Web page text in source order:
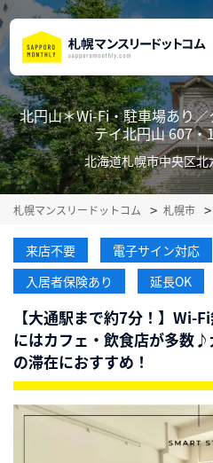
北円山＊Wi-Fi・駐車場あり
テイ北円山 607・
北海道札幌市中央区
札幌マンスリードットコム 札幌市
来店不要 電子サイン対応
入居者保険あり
延長OK
【大通駅まで約7分！】Wi-
にはカフェ・飲食店が多数
の滞在におすすめ！